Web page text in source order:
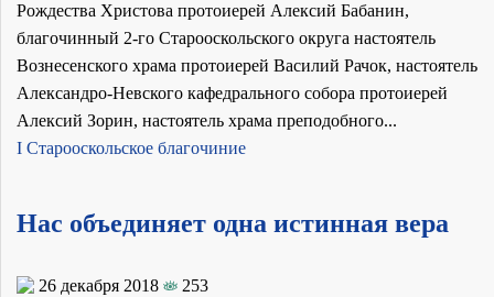
Рождества Христова протоиерей Алексий Бабанин,
благочинный 2-го Старооскольского округа настоятель
Вознесенского храма протоиерей Василий Рачок, настоятель
Александро-Невского кафедрального собора протоиерей
Алексий Зорин, настоятель храма преподобного...
I Старооскольское благочиние
Нас объединяет одна истинная вера
26 декабря 2018
253